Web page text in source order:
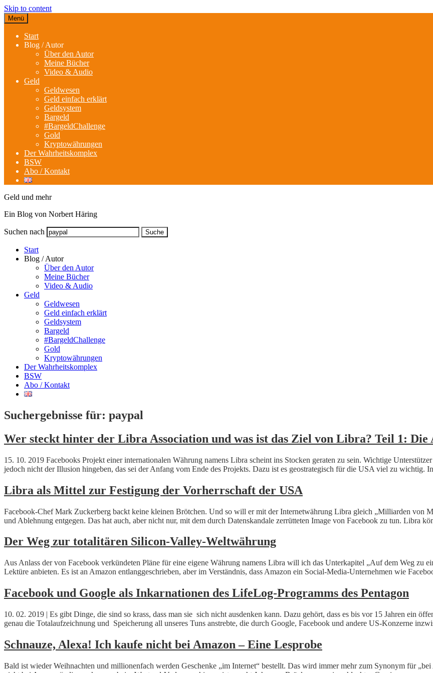
Skip to content
Menü
Start
Blog / Autor
Über den Autor
Meine Bücher
Video & Audio
Geld
Geldwesen
Geld einfach erklärt
Geldsystem
Bargeld
#BargeldChallenge
Gold
Kryptowährungen
Der Wahrheitskomplex
BSW
Abo / Kontakt
Geld und mehr
Ein Blog von Norbert Häring
Suchen nach Suche
Start
Blog / Autor
Über den Autor
Meine Bücher
Video & Audio
Geld
Geldwesen
Geld einfach erklärt
Geldsystem
Bargeld
#BargeldChallenge
Gold
Kryptowährungen
Der Wahrheitskomplex
BSW
Abo / Kontakt
Suchergebnisse für: paypal
Wer steckt hinter der Libra Association und was ist das Ziel von Libra? Teil 1: Die
15. 10. 2019 Facebooks Projekt einer internationalen Währung namens Libra scheint ins Stocken geraten zu sein. Wichtige
jedoch nicht der Illusion hingeben, das sei der Anfang vom Ende des Projekts. Dazu ist es geostrategisch für die USA viel zu
Libra als Mittel zur Festigung der Vorherrschaft der USA
Facebook-Chef Mark Zuckerberg backt keine kleinen Brötchen. Und so will er mit der Internetwährung Libra gleich „Milliarden von
und Ablehnung entgegen. Das hat auch, aber nicht nur, mit dem durch Datenskandale zerrütteten Image von Facebook zu tun. Libra
Der Weg zur totalitären Silicon-Valley-Weltwährung
Aus Anlass der von Facebook verkündeten Pläne für eine eigene Währung namens Libra will ich das Unterkapitel „Auf dem Weg zu
Lektüre anbieten. Es ist an Amazon entlanggeschrieben, aber im Verständnis, dass Amazon ein Social-Media-Unternehmen wie
Facebook und Google als Inkarnationen des LifeLog-Programms des Pentagon
10. 02. 2019 | Es gibt Dinge, die sind so krass, dass man sie sich nicht ausdenken kann. Dazu gehört, dass es bis vor 15 Jahren ein
genau die Totalaufzeichnung und Speicherung all unseres Tuns anstrebte, die durch Google, Facebook und andere US-Konzerne
Schnauze, Alexa! Ich kaufe nicht bei Amazon – Eine Lesprobe
Bald ist wieder Weihnachten und millionenfach werden Geschenke „im Internet“ bestellt. Das wird immer mehr zum Synonym für